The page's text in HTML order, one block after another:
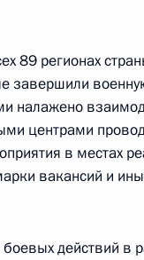
на
книги
89 регионах
завершили
налажено
центрами
в местах
вакансий и
действий в